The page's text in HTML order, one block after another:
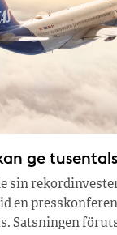
ge
sin
en
Satsningen